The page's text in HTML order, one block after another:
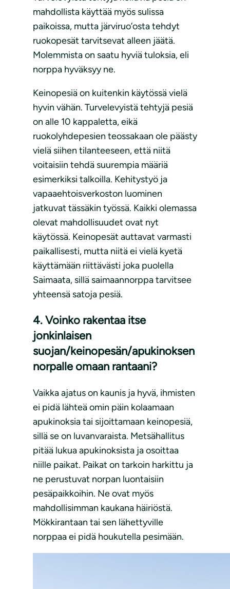
mahdollista käyttää myös sulissa
paikoissa, mutta järviruo’osta tehdyt
ruokopesät tarvitsevat alleen jäätä.
Molemmista on saatu hyviä tuloksia, eli
norppa hyväksyy ne.
Keinopesiä on kuitenkin käytössä vielä
hyvin vähän. Turvelevyistä tehtyjä pesiä
on alle 10 kappaletta, eikä
ruokolyhdepesien teossakaan ole päästy
vielä siihen tilanteeseen, että niitä
voitaisiin tehdä suurempia määriä
esimerkiksi talkoilla. Kehitystyö ja
vapaaehtoisverkoston luominen
jatkuvat tässäkin työssä. Kaikki olemassa
olevat mahdollisuudet ovat nyt
käytössä. Keinopesät auttavat varmasti
paikallisesti, mutta niitä ei vielä kyetä
käyttämään riittävästi joka puolella
Saimaata, sillä saimaannorppa tarvitsee
yhteensä satoja pesiä.
4. Voinko rakentaa itse
jonkinlaisen
suojan/keinopesän/apukinoksen
norpalle omaan rantaani?
Vaikka ajatus on kaunis ja hyvä, ihmisten
ei pidä lähteä omin päin kolaamaan
apukinoksia tai sijoittamaan keinopesiä,
sillä se on luvanvaraista. Metsähallitus
pitää lukua apukinoksista ja osoittaa
niille paikat. Paikat on tarkoin harkittu ja
ne perustuvat norpan luontaisiin
pesäpaikkoihin. Ne ovat myös
mahdollisimman kaukana häiriöstä.
Mökkirantaan tai sen lähettyville
norppaa ei pidä houkutella pesimään.